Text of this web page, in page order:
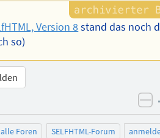
Version 8stand das noch
so)
alle Foren SELFHTML-Forum